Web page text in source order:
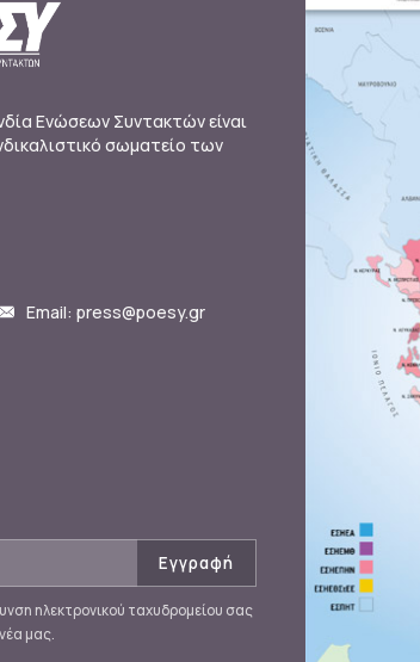
Ενώσεων Συντακτών είναι
σωματείο των
Email: press@poesy.gr
ηλεκτρονικού ταχυδρομείου σας
μας.